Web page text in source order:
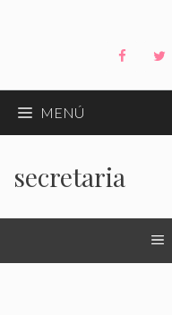
MENÚ
secretaria